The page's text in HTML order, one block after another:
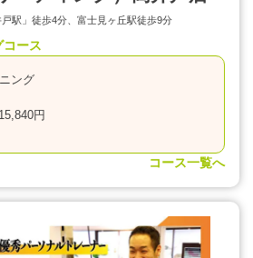
駅」徒歩4分、富士見ヶ丘駅徒歩9分
コース
ング
円
コース一覧へ